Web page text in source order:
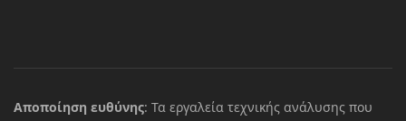
Αποποίηση ευθύνης: Τα εργαλεία τεχνικής ανάλυσης που